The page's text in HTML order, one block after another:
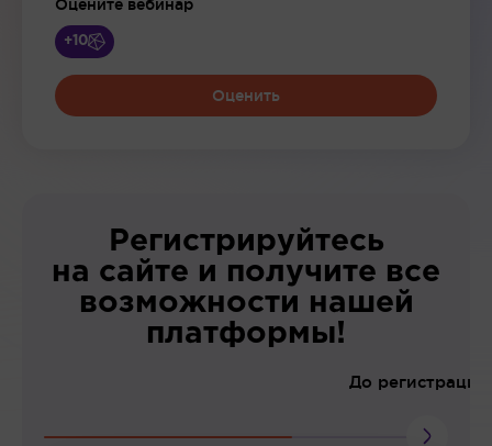
Оцените вебинар
+10
Оценить
Регистрируйтесь
на сайте и получите все
возможности нашей
платформы!
До регистрации